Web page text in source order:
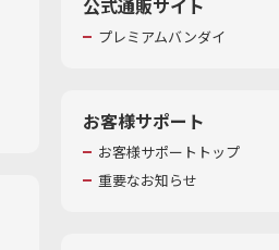
公式通販サイト
プレミアムバンダイ
お客様サポート
お客様サポートトップ
重要なお知らせ